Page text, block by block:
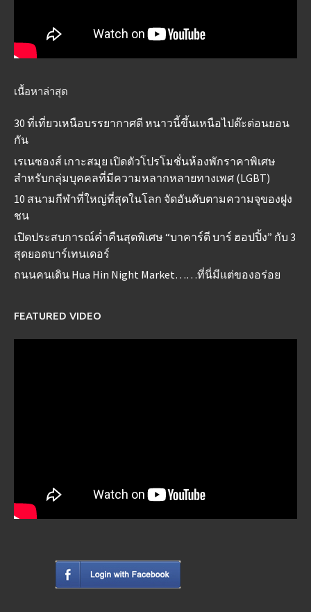
เนื้อหาล่าสุด
30 ที่เที่ยวเหนือบรรยากาศดี หนาวนี้ขึ้นเหนือไปต๊ะต่อนยอน
กัน
เรเนซองส์ เกาะสมุย เปิดตัวโปรโมชั่นห้องพักราคาพิเศษ
สำหรับกลุ่มบุคคลที่มีความหลากหลายทางเพศ (LGBT)
10 สนามกีฬาที่ใหญ่ที่สุดในโลก จัดอันดับตามความจุของฝูง
ชน
เปิดประสบการณ์ค่ำคืนสุดพิเศษ “บาคาร์ดี บาร์ ฮอปปิ้ง” กับ 3
สุดยอดบาร์เทนเดอร์
ถนนคนเดิน Hua Hin Night Market……ที่นี่มีแต่ของอร่อย
FEATURED VIDEO